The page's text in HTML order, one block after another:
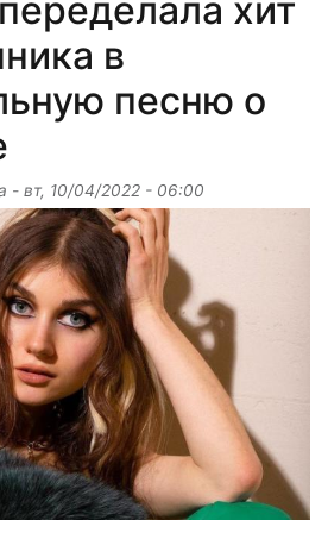
хит
в
песню о
- вт, 10/04/2022 - 06:00